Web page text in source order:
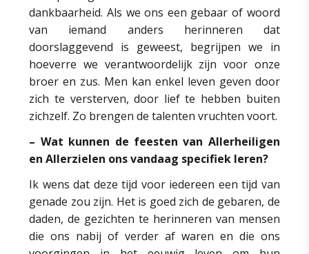
dankbaarheid. Als we ons een gebaar of woord
van iemand anders herinneren dat
doorslaggevend is geweest, begrijpen we in
hoeverre we verantwoordelijk zijn voor onze
broer en zus. Men kan enkel leven geven door
zich te versterven, door lief te hebben buiten
zichzelf. Zo brengen de talenten vruchten voort.
– Wat kunnen de feesten van Allerheiligen
en Allerzielen ons vandaag specifiek leren?
Ik wens dat deze tijd voor iedereen een tijd van
genade zou zijn. Het is goed zich de gebaren, de
daden, de gezichten te herinneren van mensen
die ons nabij of verder af waren en die ons